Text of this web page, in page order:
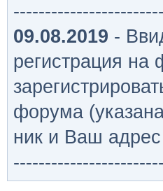
09.08.2019 -
регистрация
форума
ник и Ваш